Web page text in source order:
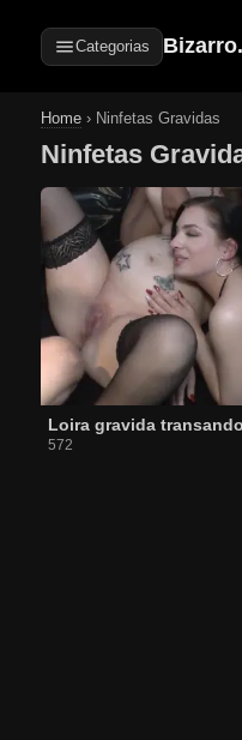
Categorias
Home› Ninfetas Gravidas
Ninfetas
572